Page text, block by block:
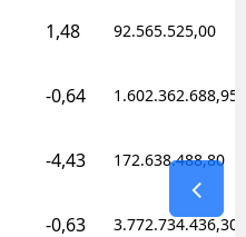
1,48 92.565.525,00
-0,64 1.602.362.688,95
-4,43 172.638.488,80
-0,63 3.772.734.436,30